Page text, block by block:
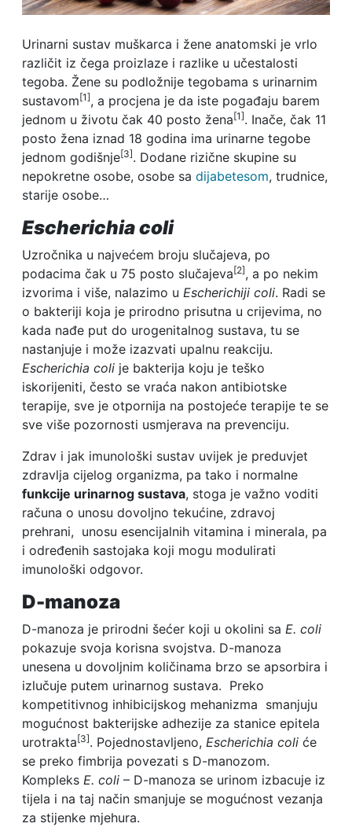
Urinarni sustav muškarca i žene anatomski je vrlo
različit iz čega proizlaze i razlike u učestalosti
tegoba. Žene su podložnije tegobama s urinarnim
sustavom[1], a procjena je da iste pogađaju barem
jednom u životu čak 40 posto žena[1]. Inače, čak 11
posto žena iznad 18 godina ima urinarne tegobe
jednom godišnje[3]. Dodane rizične skupine su
nepokretne osobe, osobe sa dijabetesom, trudnice,
starije osobe…
Escherichia coli
Uzročnika u najvećem broju slučajeva, po
podacima čak u 75 posto slučajeva[2], a po nekim
izvorima i više, nalazimo u Escherichiji coli. Radi se
o bakteriji koja je prirodno prisutna u crijevima, no
kada nađe put do urogenitalnog sustava, tu se
nastanjuje i može izazvati upalnu reakciju.
Escherichia colije bakterija koju je teško
iskorijeniti, često se vraća nakon antibiotske
terapije, sve je otpornija na postojeće terapije te se
sve više pozornosti usmjerava na prevenciju.
Zdrav i jak imunološki sustav uvijek je preduvjet
zdravlja cijelog organizma, pa tako i normalne
funkcije urinarnog sustava, stoga je važno voditi
računa o unosu dovoljno tekućine, zdravoj
prehrani, unosu esencijalnih vitamina i minerala, pa
i određenih sastojaka koji mogu modulirati
imunološki odgovor.
D-manoza
D-manoza je prirodni šećer koji u okolini sa E. coli
pokazuje svoja korisna svojstva. D-manoza
unesena u dovoljnim količinama brzo se apsorbira i
izlučuje putem urinarnog sustava. Preko
kompetitivnog inhibicijskog mehanizma smanjuju
mogućnost bakterijske adhezije za stanice epitela
urotrakta[3]. Pojednostavljeno, Escherichia coliće
se preko fimbrija povezati s D-manozom.
Kompleks E. coli– D-manoza se urinom izbacuje iz
tijela i na taj način smanjuje se mogućnost vezanja
za stijenke mjehura.